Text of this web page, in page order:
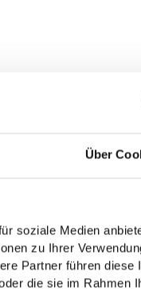
Über
soziale Medien
zu Ihrer
Partner führen diese
die sie im Rahmen